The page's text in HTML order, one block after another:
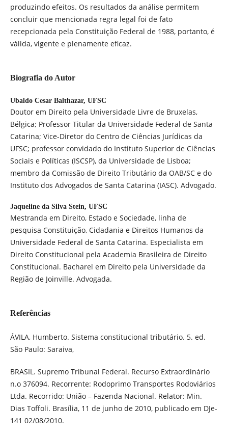
produzindo efeitos. Os resultados da análise permitem
concluir que mencionada regra legal foi de fato
recepcionada pela Constituição Federal de 1988, portanto, é
válida, vigente e plenamente eficaz.
Biografia do Autor
Ubaldo Cesar Balthazar, UFSC
Doutor em Direito pela Universidade Livre de Bruxelas,
Bélgica; Professor Titular da Universidade Federal de Santa
Catarina; Vice-Diretor do Centro de Ciências Jurídicas da
UFSC; professor convidado do Instituto Superior de Ciências
Sociais e Políticas (ISCSP), da Universidade de Lisboa;
membro da Comissão de Direito Tributário da OAB/SC e do
Instituto dos Advogados de Santa Catarina (IASC). Advogado.
Jaqueline da Silva Stein, UFSC
Mestranda em Direito, Estado e Sociedade, linha de
pesquisa Constituição, Cidadania e Direitos Humanos da
Universidade Federal de Santa Catarina. Especialista em
Direito Constitucional pela Academia Brasileira de Direito
Constitucional. Bacharel em Direito pela Universidade da
Região de Joinville. Advogada.
Referências
ÁVILA, Humberto. Sistema constitucional tributário. 5. ed.
São Paulo: Saraiva,
BRASIL. Supremo Tribunal Federal. Recurso Extraordinário
n.o 376094. Recorrente: Rodoprimo Transportes Rodoviários
Ltda. Recorrido: União – Fazenda Nacional. Relator: Min.
Dias Toffoli. Brasília, 11 de junho de 2010, publicado em DJe-
141 02/08/2010.